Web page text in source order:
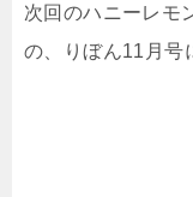
次回のハニーレモ
の、りぼん11月号